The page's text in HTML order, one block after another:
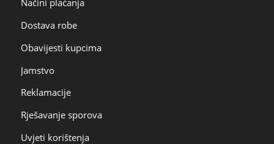
Načini plaćanja
Dostava robe
Obavijesti kupcima
Jamstvo
Reklamacije
Rješavanje sporova
Uvjeti korištenja